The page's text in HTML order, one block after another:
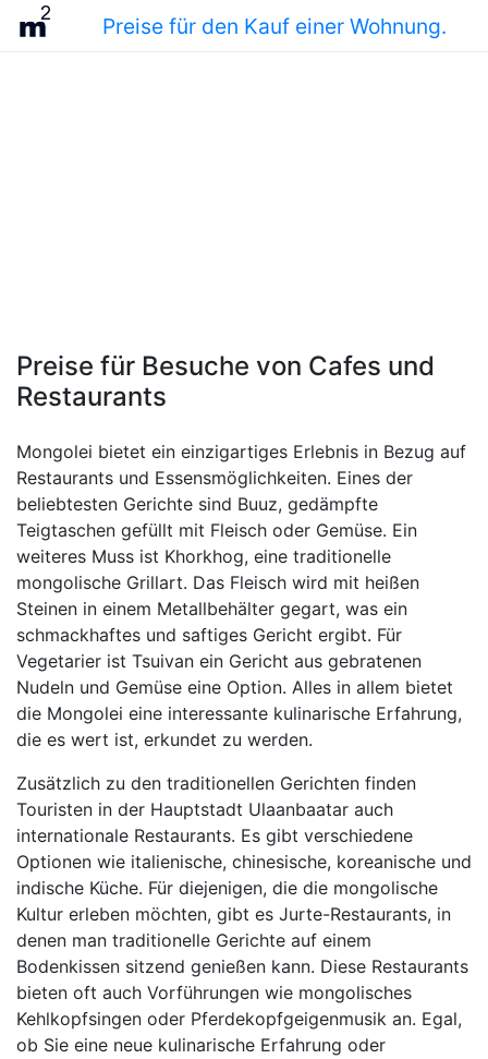
Preise für den Kauf einer Wohnung.
Preise für Besuche von Cafes und
Restaurants
Mongolei bietet ein einzigartiges Erlebnis in Bezug auf
Restaurants und Essensmöglichkeiten. Eines der
beliebtesten Gerichte sind Buuz, gedämpfte
Teigtaschen gefüllt mit Fleisch oder Gemüse. Ein
weiteres Muss ist Khorkhog, eine traditionelle
mongolische Grillart. Das Fleisch wird mit heißen
Steinen in einem Metallbehälter gegart, was ein
schmackhaftes und saftiges Gericht ergibt. Für
Vegetarier ist Tsuivan ein Gericht aus gebratenen
Nudeln und Gemüse eine Option. Alles in allem bietet
die Mongolei eine interessante kulinarische Erfahrung,
die es wert ist, erkundet zu werden.
Zusätzlich zu den traditionellen Gerichten finden
Touristen in der Hauptstadt Ulaanbaatar auch
internationale Restaurants. Es gibt verschiedene
Optionen wie italienische, chinesische, koreanische und
indische Küche. Für diejenigen, die die mongolische
Kultur erleben möchten, gibt es Jurte-Restaurants, in
denen man traditionelle Gerichte auf einem
Bodenkissen sitzend genießen kann. Diese Restaurants
bieten oft auch Vorführungen wie mongolisches
Kehlkopfsingen oder Pferdekopfgeigenmusik an. Egal,
ob Sie eine neue kulinarische Erfahrung oder